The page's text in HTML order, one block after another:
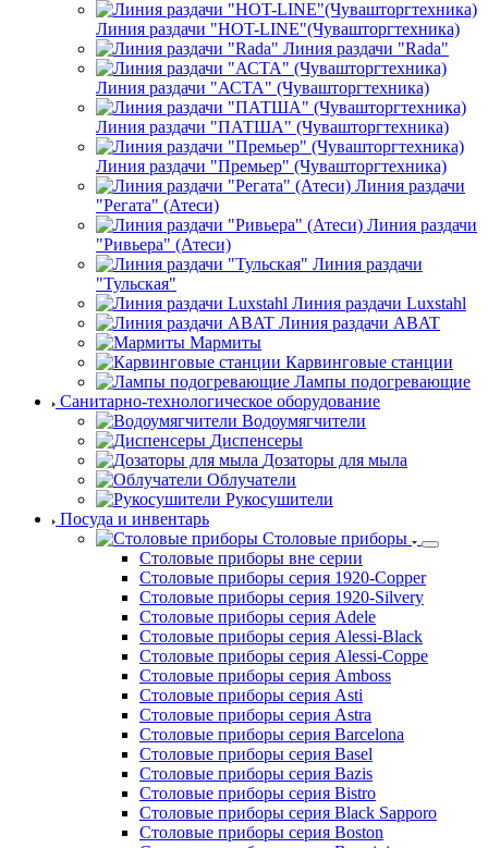
Линия раздачи "HOT-LINE"(Чувашторгтехника)
Линия раздачи "Rada"
Линия раздачи "АСТА" (Чувашторгтехника)
Линия раздачи "ПАТША" (Чувашторгтехника)
Линия раздачи "Премьер" (Чувашторгтехника)
Линия раздачи
"Регата" (Атеси)
Линия раздачи
"Ривьера" (Атеси)
Линия раздачи
"Тульская"
Линия раздачи Luxstahl
Линия раздачи ABAT
Мармиты
Карвинговые станции
Лампы подогревающие
Санитарно-технологическое оборудование
Водоумягчители
Диспенсеры
Дозаторы для мыла
Облучатели
Рукосушители
Посуда и инвентарь
Столовые приборы
Столовые приборы вне серии
Столовые приборы серия 1920-Copper
Столовые приборы серия 1920-Silvery
Столовые приборы серия Adele
Столовые приборы серия Alessi-Black
Столовые приборы серия Alessi-Coppe
Столовые приборы серия Amboss
Столовые приборы серия Asti
Столовые приборы серия Astra
Столовые приборы серия Barcelona
Столовые приборы серия Basel
Столовые приборы серия Bazis
Столовые приборы серия Bistro
Столовые приборы серия Black Sapporo
Столовые приборы серия Boston